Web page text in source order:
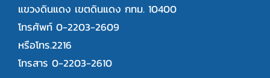
แขวงดินแดง เขตดินแดง กทม. 10400
โทรศัพท์ 0-2203-2609
หรือโทร.2216
โทรสาร 0-2203-2610